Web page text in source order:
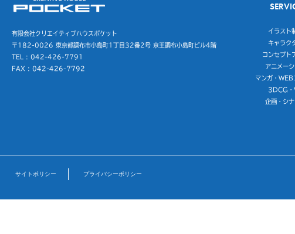
有限会社クリエイティブハウスポケット
〒182-0026 東京都調布市小島町1丁目32番2号京王調布小島町ビル4階
TEL : 042-426-7791
FAX : 042-426-7792
イラスト
キャラク
コンセプト
アニメー
マンガ・WEB
3DCG・
企画・シ
サイトポリシー プライバシーポリシー